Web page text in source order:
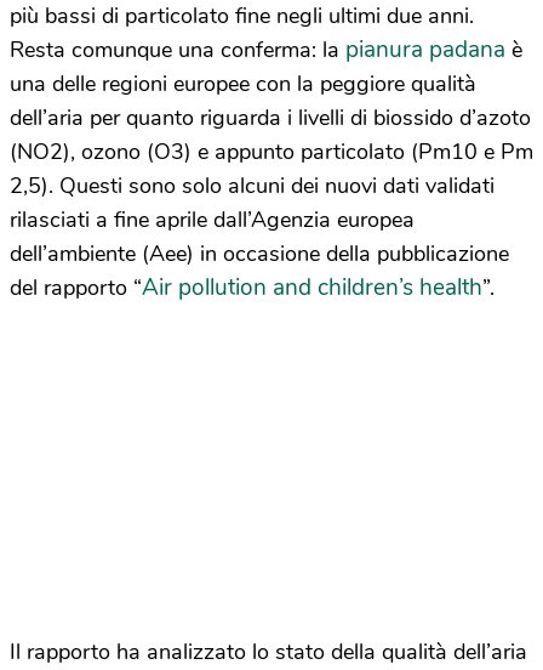
più bassi di particolato fine negli ultimi due anni.
Resta comunque una conferma: la pianura padana è
una delle regioni europee con la peggiore qualità
dell’aria per quanto riguarda i livelli di biossido d’azoto
(NO2), ozono (O3) e appunto particolato (Pm10 e Pm
2,5). Questi sono solo alcuni dei nuovi dati validati
rilasciati a fine aprile dall’Agenzia europea
dell’ambiente (Aee) in occasione della pubblicazione
del rapporto “Air pollution and children’s health”.
Il rapporto ha analizzato lo stato della qualità dell’aria